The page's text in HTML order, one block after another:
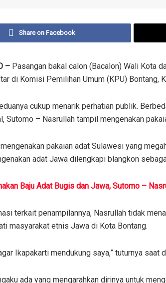
Share on Facebook
– Pasangan bakal calon (Bacalon) Wali Kota
di Komisi Pemilihan Umum (KPU) Bontang,
cukup menarik perhatian publik.
Sutomo – Nasrullah tampil mengenakan
pakaian adat Sulawesi yang
adat Jawa dilengkapi blangkon
Baju Adat Bugis dan Jawa, Sutomo –
terkait penampilannya, Nasrullah tidak
masyarakat etnis Jawa di Kota Bontang.
Ikapakarti mendukung saya,” tuturnya
ada yang mengarahkan dirinya untuk